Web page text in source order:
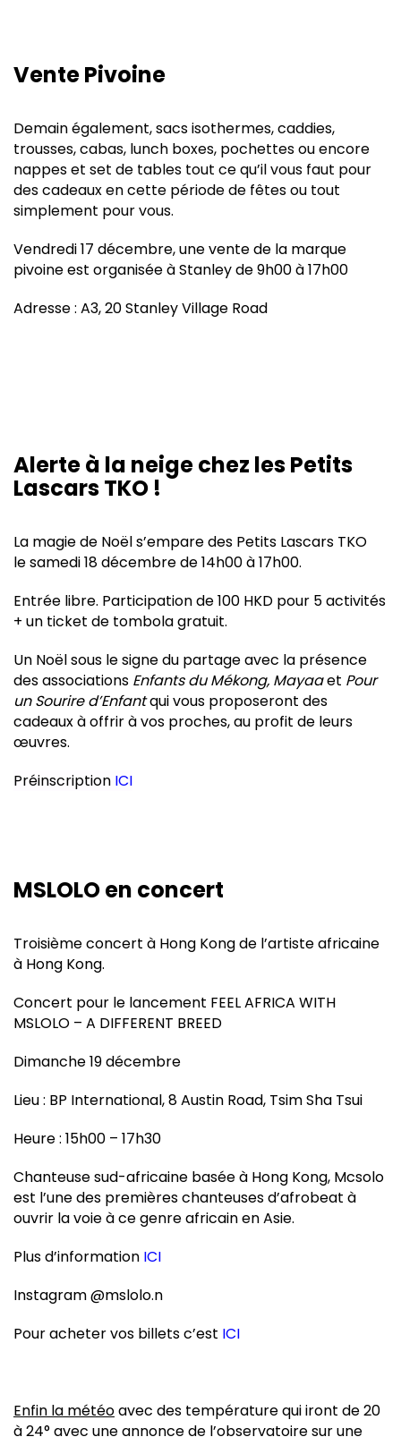
Vente Pivoine
Demain également, sacs isothermes, caddies,
trousses, cabas, lunch boxes, pochettes ou encore
nappes et set de tables tout ce qu’il vous faut pour
des cadeaux en cette période de fêtes ou tout
simplement pour vous.
Vendredi 17 décembre, une vente de la marque
pivoine est organisée à Stanley de 9h00 à 17h00
Adresse : A3, 20 Stanley Village Road
Alerte à la neige chez les Petits
Lascars TKO !
La magie de Noël s’empare des Petits Lascars TKO
le samedi 18 décembre de 14h00 à 17h00.
Entrée libre. Participation de 100 HKD pour 5 activités
+ un ticket de tombola gratuit.
Un Noël sous le signe du partage avec la présence
des associations Enfants du Mékong, Mayaaet Pour
un Sourire d’Enfantqui vous proposeront des
cadeaux à offrir à vos proches, au profit de leurs
œuvres.
Préinscription ICI
MSLOLO en concert
Troisième concert à Hong Kong de l’artiste africaine
à Hong Kong.
Concert pour le lancement FEEL AFRICA WITH
MSLOLO – A DIFFERENT BREED
Dimanche 19 décembre
Lieu : BP International, 8 Austin Road, Tsim Sha Tsui
Heure : 15h00 – 17h30
Chanteuse sud-africaine basée à Hong Kong, Mcsolo
est l’une des premières chanteuses d’afrobeat à
ouvrir la voie à ce genre africain en Asie.
Plus d’information ICI
Instagram @mslolo.n
Pour acheter vos billets c’est ICI
Enfin la météoavec des température qui iront de 20
à 24° avec une annonce de l’observatoire sur une